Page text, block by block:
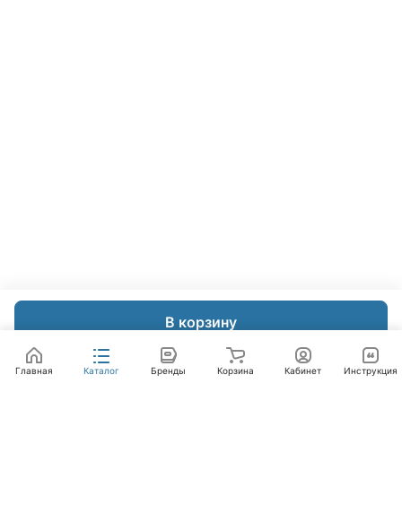
В корзину
Главная Каталог Бренды Корзина Кабинет Инструкция